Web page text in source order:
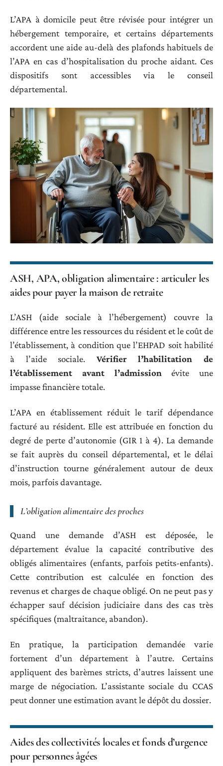
L’APA à domicile peut être révisée pour intégrer un
hébergement temporaire, et certains départements
accordent une aide au-delà des plafonds habituels de
l’APA en cas d’hospitalisation du proche aidant. Ces
dispositifs sont accessibles via le conseil
départemental.
ASH, APA, obligation alimentaire : articuler les
aides pour payer la maison de retraite
L’ASH (aide sociale à l’hébergement) couvre la
différence entre les ressources du résident et le coût de
l’établissement, à condition que l’EHPAD soit habilité
à l’aide sociale. Vérifier l’habilitation de
l’établissement avant l’admissionévite une
impasse financière totale.
L’APA en établissement réduit le tarif dépendance
facturé au résident. Elle est attribuée en fonction du
degré de perte d’autonomie (GIR 1 à 4). La demande
se fait auprès du conseil départemental, et le délai
d’instruction tourne généralement autour de deux
mois, parfois davantage.
L’obligation alimentaire des proches
Quand une demande d’ASH est déposée, le
département évalue la capacité contributive des
obligés alimentaires (enfants, parfois petits-enfants).
Cette contribution est calculée en fonction des
revenus et charges de chaque obligé. On ne peut pas y
échapper sauf décision judiciaire dans des cas très
spécifiques (maltraitance, abandon).
En pratique, la participation demandée varie
fortement d’un département à l’autre. Certains
appliquent des barèmes stricts, d’autres laissent une
marge de négociation. L’assistante sociale du CCAS
peut donner une estimation avant le dépôt du dossier.
Aides des collectivités locales et fonds d’urgence
pour personnes âgées